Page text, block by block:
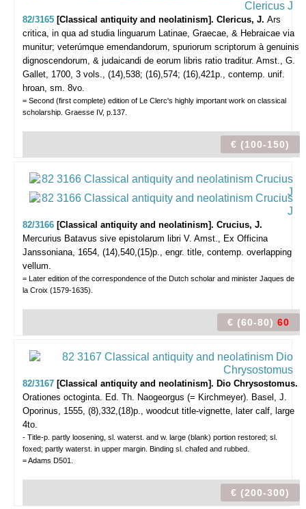
82/3165 [Classical antiquity and neolatinism]. Clericus, J. Ars
critica, in qua ad studia linguarum Latinae, Graecae, & Hebraicae via
munitur; veterúmque emendandorum, spuriorum scriptorum à genuinis
dignoscendorum, & judaicandi de eorum libris ratio traditur. Amst., G.
Gallet, 1700, 3 vols., (14),538; (16),574; (16),421p., contemp. unif.
hroan, sm. 8vo.
= Second (first complete) edition of Le Clerc's highly important work on classical
scholarship. Graesse IV, p.137.
€ (100-150)
82/3166 [Classical antiquity and neolatinism]. Crucius, J.
Mercurius Batavus sive epistolarum libri V. Amst., Ex Officina
Janssoniana, 1654, (14),540,(15)p., engr. title, contemp. overlapping
vellum.
= Later edition of the correspondence of the Dutch scholar and minister Jaques de
la Croix (1579-1635).
€ (60-80) 60
82/3167 [Classical antiquity and neolatinism]. Dio Chrysostomus.
Orationes octoginta. Ed. Th. Naogeorgus (= Kirchmeyer). Basel, J.
Oporinus, 1555, (8),332,(18)p., woodcut title-vignette, later calf, large
4to.
- Title-p. partly loosening, sl. waterst. and w. large (blank) portion restored; sl.
foxed; partly waterst. in upper margin. Binding sl. chafed and rubbed.
= Adams D501.
€ (200-300)